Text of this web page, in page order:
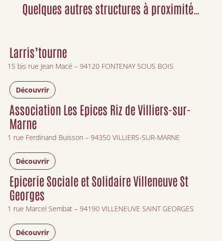
Quelques autres structures à proximité…
Larris’tourne
15 bis rue Jean Macé – 94120 FONTENAY SOUS BOIS
Découvrir
Association Les Epices Riz de Villiers-sur-
Marne
1 rue Ferdinand Buisson – 94350 VILLIERS-SUR-MARNE
Découvrir
Epicerie Sociale et Solidaire Villeneuve St
Georges
1 rue Marcel Sembat – 94190 VILLENEUVE SAINT GEORGES
Découvrir